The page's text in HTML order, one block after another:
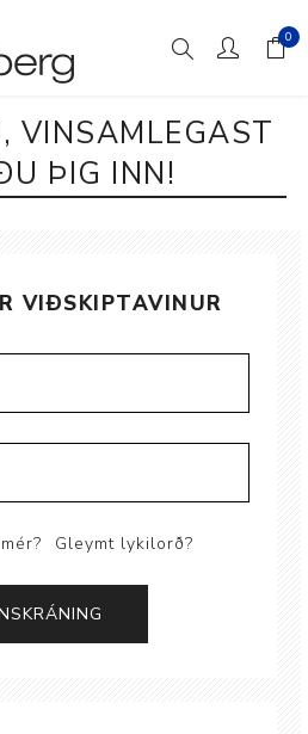
0
VINSAMLEGAST
ÞIG INN!
VIÐSKIPTAVINUR
Gleymt lykilorð?